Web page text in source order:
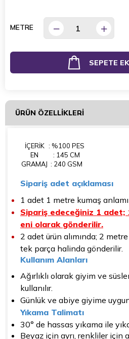
METRE
ÜRÜN ÖZELLIKLERI
İÇERİK : %100 PES
EN
: 145 CM
GRAMAJ : 240 GSM
Sipariş adet açıklaması
1 adet 1 metre kumaş
Sipariş edeceğiniz 1 adet;
eni olarak gönderilir.
2 adet ürün alımında; 2
tek parça halinda gönderilir.
Kullanım Alanları
Ağırlıklı olarak giyim ve
kullanılır.
Günlük ve abiye giyime
Yıkama Talimatı
30° de hassas yıkama ile
Beyaz için ayrı, renkliler için